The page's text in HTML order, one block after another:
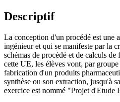
Descriptif
La conception d'un procédé est une
ingénieur et qui se manifeste par la
schémas de procédé et de calculs
cette UE, les élèves vont, par
fabrication d'un produits
synthèse ou son extraction, jusqu'à
exercice est nommé "Projet d'Etude